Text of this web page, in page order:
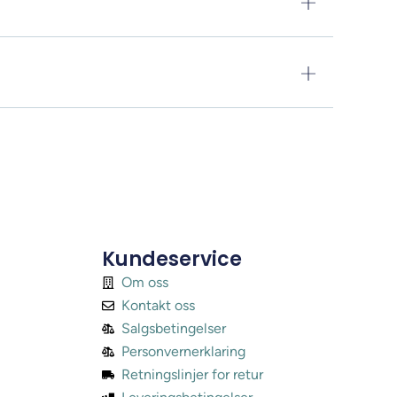
Kundeservice
Om oss
Kontakt oss
Salgsbetingelser
Personvernerklaring
Retningslinjer for retur